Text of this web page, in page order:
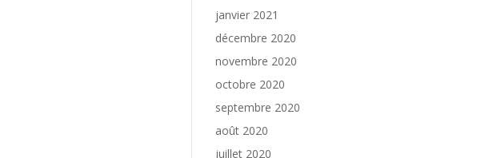
janvier 2021
décembre 2020
novembre 2020
octobre 2020
septembre 2020
août 2020
juillet 2020